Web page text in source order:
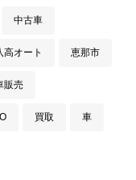
中古車
高オート 恵那市
販売
買取 車